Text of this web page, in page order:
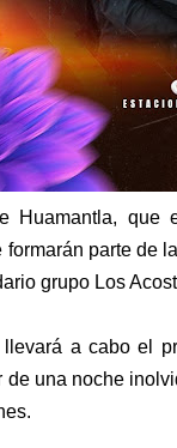
Huamantla, que
parte de
grupo Los
a cabo el
de una noche